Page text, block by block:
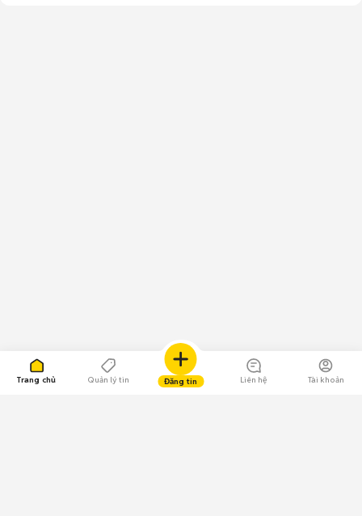
Trang chủ Quản lý tin Đăng tin Liên hệ Tài khoản